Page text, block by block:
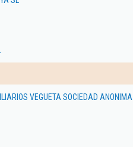
VEGUETA SOCIEDAD ANONIMA.